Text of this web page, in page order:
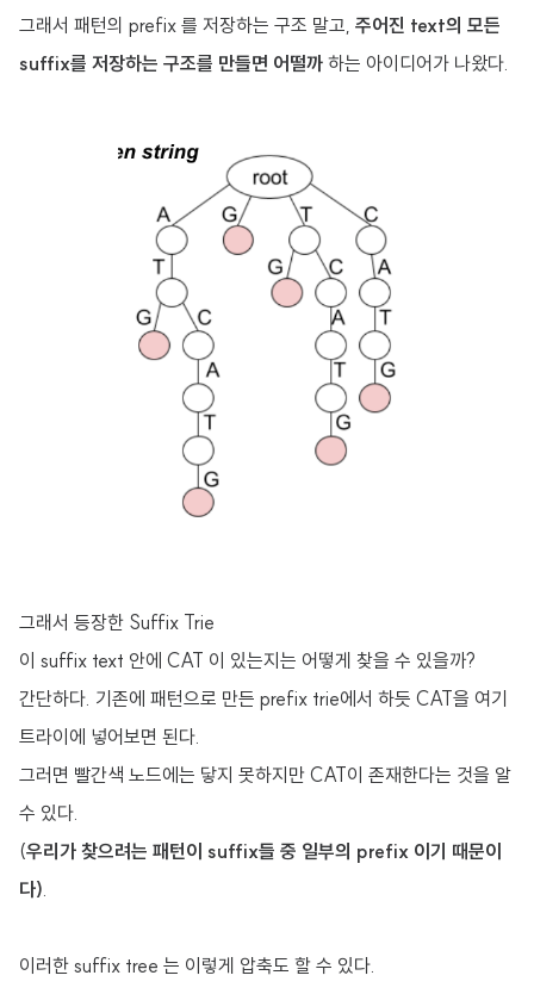
그래서 패턴의 prefix 를 저장하는 구조 말고, 주어진 text의 모든
suffix를 저장하는 구조를 만들면 어떨까 하는 아이디어가 나왔다.
그래서 등장한 Suffix Trie
이 suffix text 안에 CAT 이 있는지는 어떻게 찾을 수 있을까?
간단하다. 기존에 패턴으로 만든 prefix trie에서 하듯 CAT을 여기
트라이에 넣어보면 된다.
그러면 빨간색 노드에는 닿지 못하지만 CAT이 존재한다는 것을 알
수 있다.
(우리가 찾으려는 패턴이 suffix들 중 일부의 prefix 이기 때문이
다).
이러한 suffix tree 는 이렇게 압축도 할 수 있다.